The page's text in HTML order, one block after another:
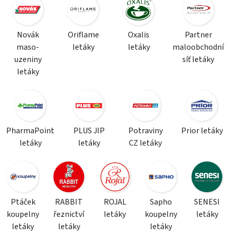
Novák
maso-
uzeniny
letáky
Oriflame
letáky
Oxalis
letáky
Partner
maloobchodní
síť letáky
PharmaPoint
letáky
PLUS JIP
letáky
Potraviny
CZ letáky
Prior letáky
Ptáček
koupelny
letáky
RABBIT
řeznictví
letáky
ROJAL
letáky
Sapho
koupelny
letáky
SENESI
letáky